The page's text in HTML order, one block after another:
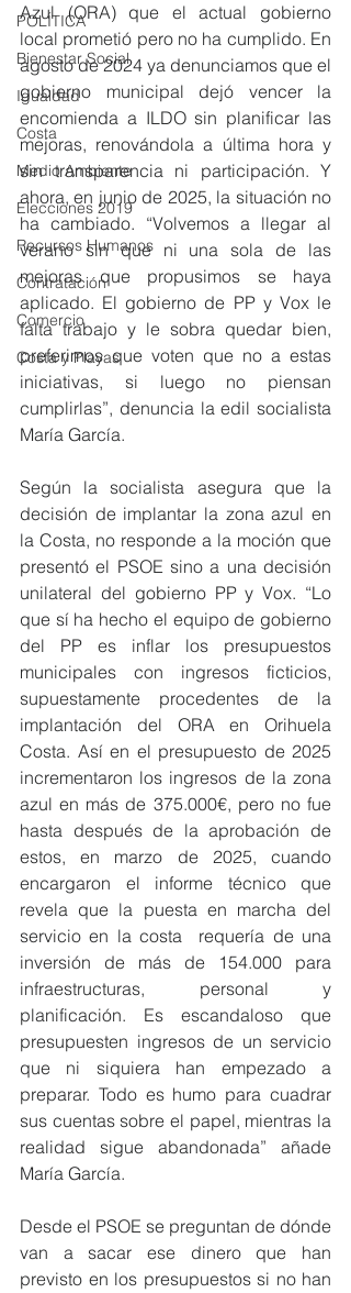
POLÍTICA
Bienestar Social
Igualdad
Costa
Medio Ambiente
Elecciones 2019
Recursos Humanos
Contratación
Comercio
Costa y Playas
Azul (ORA) que el actual gobierno
local prometió pero no ha cumplido. En
agosto de 2024 ya denunciamos que el
gobierno municipal dejó vencer la
encomienda a ILDO sin planificar las
mejoras, renovándola a última hora y
sin transparencia ni participación. Y
ahora, en junio de 2025, la situación no
ha cambiado. “Volvemos a llegar al
verano sin que ni una sola de las
mejoras que propusimos se haya
aplicado. El gobierno de PP y Vox le
falta trabajo y le sobra quedar bien,
preferimos que voten que no a estas
iniciativas, si luego no piensan
cumplirlas”, denuncia la edil socialista
María García.
Según la socialista asegura que la
decisión de implantar la zona azul en
la Costa, no responde a la moción que
presentó el PSOE sino a una decisión
unilateral del gobierno PP y Vox. “Lo
que sí ha hecho el equipo de gobierno
del PP es inflar los presupuestos
municipales con ingresos ficticios,
supuestamente procedentes de la
implantación del ORA en Orihuela
Costa. Así en el presupuesto de 2025
incrementaron los ingresos de la zona
azul en más de 375.000€, pero no fue
hasta después de la aprobación de
estos, en marzo de 2025, cuando
encargaron el informe técnico que
revela que la puesta en marcha del
servicio en la costa  requería de una
inversión de más de 154.000 para
infraestructuras, personal y
planificación. Es escandaloso que
presupuesten ingresos de un servicio
que ni siquiera han empezado a
preparar. Todo es humo para cuadrar
sus cuentas sobre el papel, mientras la
realidad sigue abandonada” añade
María García.
Desde el PSOE se preguntan de dónde
van a sacar ese dinero que han
previsto en los presupuestos si no han